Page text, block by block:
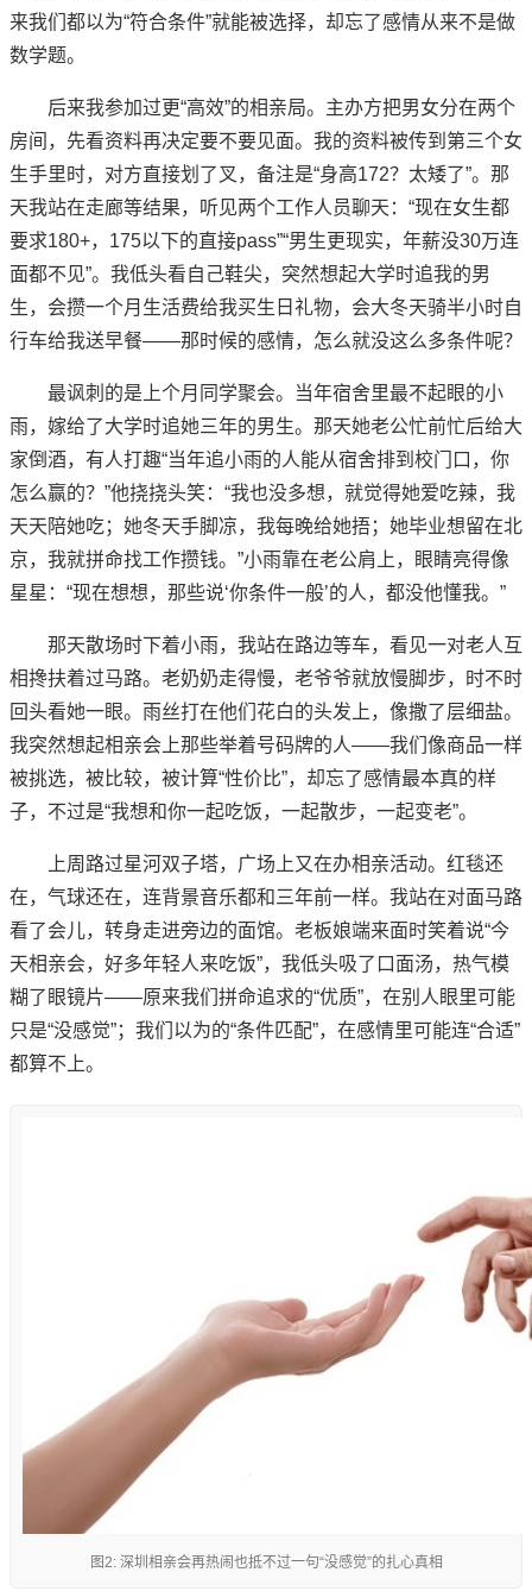
来我们都以为“符合条件”就能被选择，却忘了感情从来不是做
数学题。
后来我参加过更“高效”的相亲局。主办方把男女分在两个
房间，先看资料再决定要不要见面。我的资料被传到第三个女
生手里时，对方直接划了叉，备注是“身高172？太矮了”。那
天我站在走廊等结果，听见两个工作人员聊天：“现在女生都
要求180+，175以下的直接pass”“男生更现实，年薪没30万连
面都不见”。我低头看自己鞋尖，突然想起大学时追我的男
生，会攒一个月生活费给我买生日礼物，会大冬天骑半小时自
行车给我送早餐——那时候的感情，怎么就没这么多条件呢？
最讽刺的是上个月同学聚会。当年宿舍里最不起眼的小
雨，嫁给了大学时追她三年的男生。那天她老公忙前忙后给大
家倒酒，有人打趣“当年追小雨的人能从宿舍排到校门口，你
怎么赢的？”他挠挠头笑：“我也没多想，就觉得她爱吃辣，我
天天陪她吃；她冬天手脚凉，我每晚给她捂；她毕业想留在北
京，我就拼命找工作攒钱。”小雨靠在老公肩上，眼睛亮得像
星星：“现在想想，那些说‘你条件一般’的人，都没他懂我。”
那天散场时下着小雨，我站在路边等车，看见一对老人互
相搀扶着过马路。老奶奶走得慢，老爷爷就放慢脚步，时不时
回头看她一眼。雨丝打在他们花白的头发上，像撒了层细盐。
我突然想起相亲会上那些举着号码牌的人——我们像商品一样
被挑选，被比较，被计算“性价比”，却忘了感情最本真的样
子，不过是“我想和你一起吃饭，一起散步，一起变老”。
上周路过星河双子塔，广场上又在办相亲活动。红毯还
在，气球还在，连背景音乐都和三年前一样。我站在对面马路
看了会儿，转身走进旁边的面馆。老板娘端来面时笑着说“今
天相亲会，好多年轻人来吃饭”，我低头吸了口面汤，热气模
糊了眼镜片——原来我们拼命追求的“优质”，在别人眼里可能
只是“没感觉”；我们以为的“条件匹配”，在感情里可能连“合适”
都算不上。
图2: 深圳相亲会再热闹也抵不过一句“没感觉”的扎心真相